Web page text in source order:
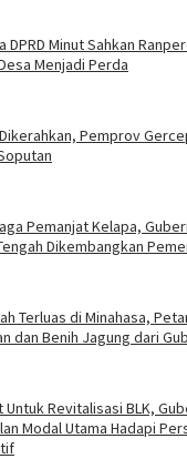
DPRD Minut Sahkan
Menjadi Perda
Pemprov
Pemanjat Kelapa,
Dikembangkan
Terluas di Minahasa,
dan Benih Jagung dari
Untuk Revitalisasi BLK,
Modal Utama Hadapi